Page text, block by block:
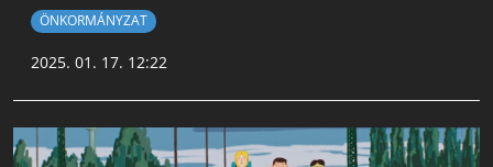
ÖNKORMÁNYZAT
2025. 01. 17. 12:22